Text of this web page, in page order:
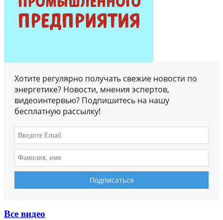
Хотите регулярно получать свежие новости по
энергетике? Новости, мнения эспертов,
видеоинтервью? Подпишитесь на нашу
бесплатную рассылку!
Все видео